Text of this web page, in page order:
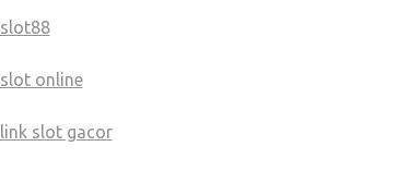
slot88
slot online
link slot gacor